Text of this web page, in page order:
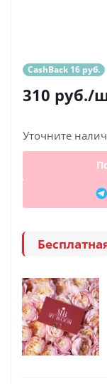
CashBack 16 руб.
310 руб./
Уточните